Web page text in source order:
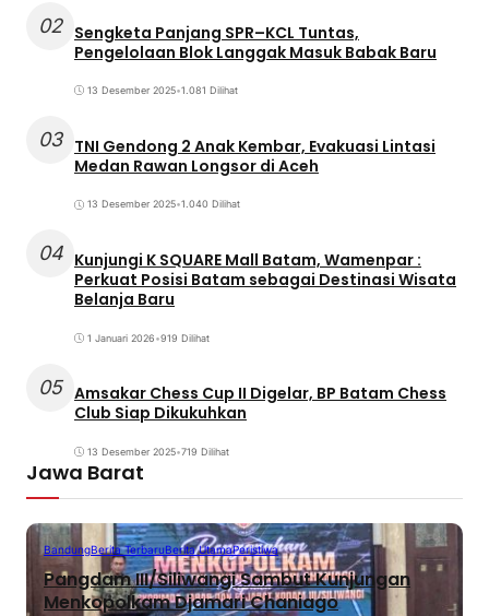
02 Sengketa Panjang SPR–KCL Tuntas,
Pengelolaan Blok Langgak Masuk Babak Baru
13 Desember 2025•1.081 Dilihat
03 TNI Gendong 2 Anak Kembar, Evakuasi Lintasi
Medan Rawan Longsor di Aceh
13 Desember 2025•1.040 Dilihat
04 Kunjungi K SQUARE Mall Batam, Wamenpar :
Perkuat Posisi Batam sebagai Destinasi Wisata
Belanja Baru
1 Januari 2026•919 Dilihat
05 Amsakar Chess Cup II Digelar, BP Batam Chess
Club Siap Dikukuhkan
13 Desember 2025•719 Dilihat
Jawa Barat
BandungBerita TerbaruBerita UtamaPeristiwa
Pangdam III/Siliwangi Sambut Kunjungan
Menkopolkam Djamari Chaniago